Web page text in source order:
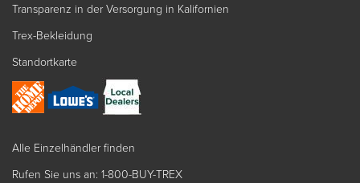
Transparenz in der Versorgung in Kalifornien
Trex-Bekleidung
Standortkarte
Alle Einzelhändler finden
Rufen Sie uns an: 1-800-BUY-TREX